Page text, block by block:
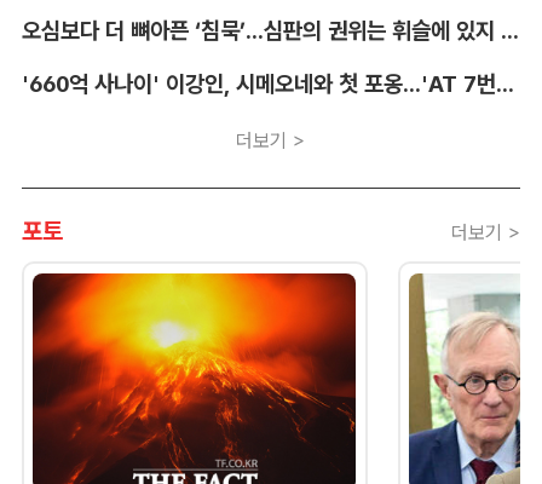
오심보다 더 뼈아픈 ‘침묵’...심판의 권위는 휘슬에 있지 않다 [박순규의 창]
'660억 사나이' 이강인, 시메오네와 첫 포옹...'AT 7번' 데뷔 초읽기
더보기 >
포토 더보기 >